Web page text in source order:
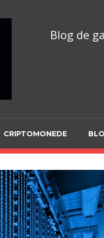
Blog de
CRIPTOMONEDE